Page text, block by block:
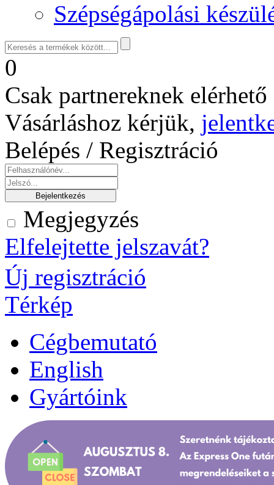
Szépségápolási
0
Csak partnereknek
Vásárláshoz kérjük,
Belépés / Regisztráció
Megjegyzés
Elfelejtette jelszavát?
Új regisztráció
Térkép
Cégbemutató
English
Gyártóink